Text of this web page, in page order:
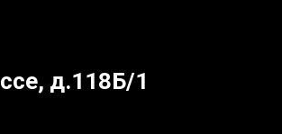
д.118Б/1